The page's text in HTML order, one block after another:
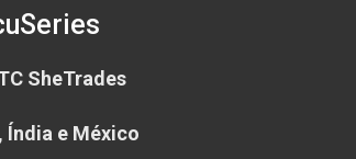
SheTrades
Índia e México